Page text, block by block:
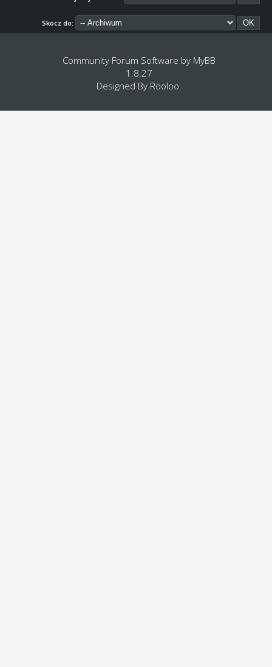
Skocz do:
Community Forum Software by MyBB
1.8.27
Designed By Rooloo.